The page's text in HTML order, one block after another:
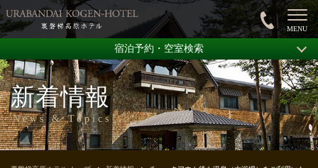
新着情報
News & Topics
宿泊予約・空室検索